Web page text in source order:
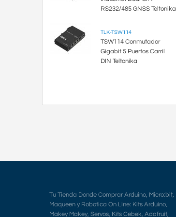
RS232/485 GNSS Teltonika
TLK-TSW114
TSW114 Conmutador
Gigabit 5 Puertos Carril
DIN Teltonika
Tu Tienda Donde Comprar Arduino, Micro:bit,
Maqueen y Robotica On Line: Kits Arduino,
Makey Makey, Servos, Kits Cebek, Adafruit,